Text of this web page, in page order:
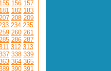
155 156 157
181 182 183
208 209
234 235
260 261
286 287
312 313
338 339
364 365
390 391